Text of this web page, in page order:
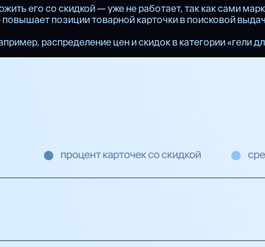
его со скидкой — уже не работает, так как сами
позиции товарной карточки в поисковой
распределение цен и скидок в категории «гели